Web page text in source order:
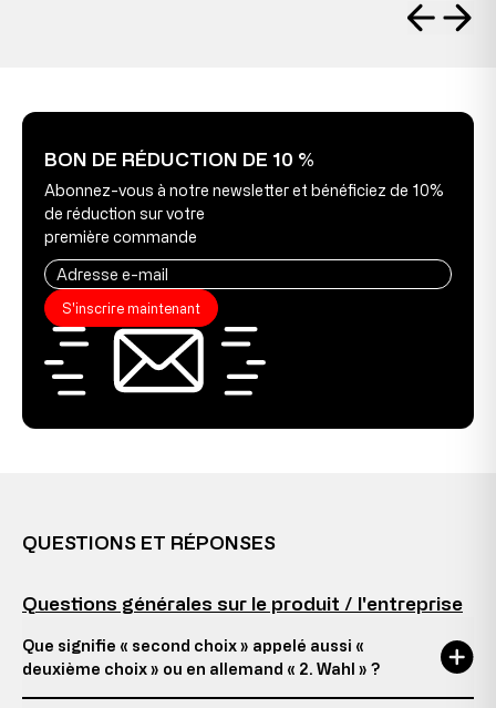
BON DE RÉDUCTION DE 10 %
Abonnez-vous à notre newsletter et bénéficiez de 10%
de réduction sur votre
première commande
S'inscrire maintenant
QUESTIONS ET RÉPONSES
Questions générales sur le produit / l'entreprise
Que signifie « second choix » appelé aussi «
deuxième choix » ou en allemand « 2. Wahl » ?